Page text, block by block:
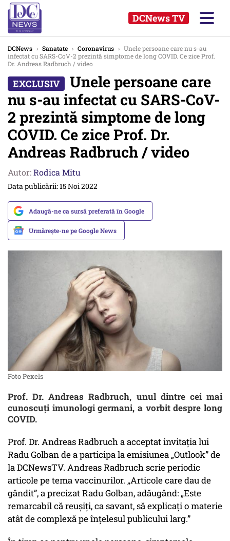
DCNews TV
DCNews › Sanatate › Coronavirus › Unele persoane care nu s-au
infectat cu SARS-CoV-2 prezintă simptome de long COVID. Ce zice Prof.
Dr. Andreas Radbruch / video
Unele persoane care
nu s-au infectat cu SARS-CoV-
2 prezintă simptome de long
COVID. Ce zice Prof. Dr.
Andreas Radbruch / video
Autor:Rodica Mitu
Data publicării: 15 Noi 2022
Adaugă-ne ca sursă preferată în Google
Urmărește-ne pe Google News
Foto Pexels
Prof. Dr. Andreas Radbruch, unul dintre cei mai
cunoscuți imunologi germani, a vorbit despre long
COVID.
Prof. Dr. Andreas Radbruch a acceptat invitația lui
Radu Golban de a participa la emisiunea „Outlook” de
la DCNewsTV. Andreas Radbruch scrie periodic
articole pe tema vaccinurilor. „Articole care dau de
gândit”, a precizat Radu Golban, adăugând: „Este
remarcabil că reușiți, ca savant, să explicați o materie
atât de complexă pe înțelesul publicului larg.”